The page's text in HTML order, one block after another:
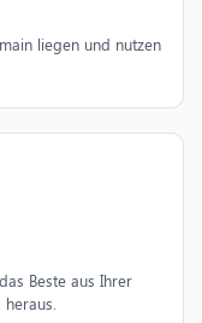
liegen und nutzen
Beste aus Ihrer